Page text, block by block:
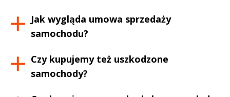
Jak wygląda umowa sprzedaży
samochodu?
Czy kupujemy też uszkodzone
samochody?